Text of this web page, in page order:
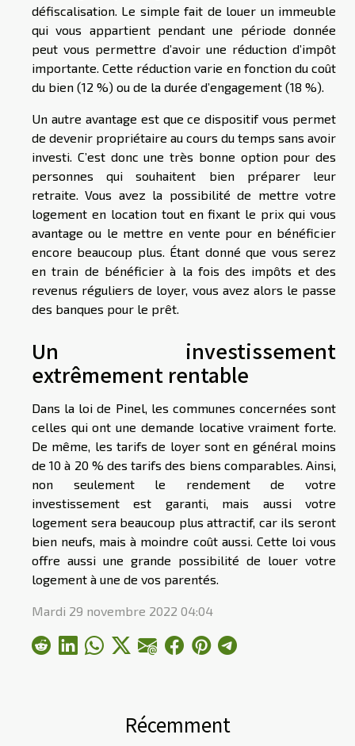
Récemment
défiscalisation. Le simple fait de louer un immeuble
qui vous appartient pendant une période donnée
peut vous permettre d’avoir une réduction d’impôt
importante. Cette réduction varie en fonction du coût
du bien (12 %) ou de la durée d’engagement (18 %).
Un autre avantage est que ce dispositif vous permet
de devenir propriétaire au cours du temps sans avoir
investi. C’est donc une très bonne option pour des
personnes qui souhaitent bien préparer leur
retraite. Vous avez la possibilité de mettre votre
logement en location tout en fixant le prix qui vous
avantage ou le mettre en vente pour en bénéficier
encore beaucoup plus. Étant donné que vous serez
en train de bénéficier à la fois des impôts et des
revenus réguliers de loyer, vous avez alors le passe
des banques pour le prêt.
Un investissement
extrêmement rentable
Dans la loi de Pinel, les communes concernées sont
celles qui ont une demande locative vraiment forte.
De même, les tarifs de loyer sont en général moins
de 10 à 20 % des tarifs des biens comparables. Ainsi,
non seulement le rendement de votre
investissement est garanti, mais aussi votre
logement sera beaucoup plus attractif, car ils seront
bien neufs, mais à moindre coût aussi. Cette loi vous
offre aussi une grande possibilité de louer votre
logement à une de vos parentés.
Mardi 29 novembre 2022 04:04